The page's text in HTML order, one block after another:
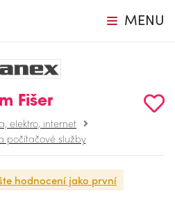
MENU
Fišer
elektro, internet
počítačové služby
hodnocení jako první